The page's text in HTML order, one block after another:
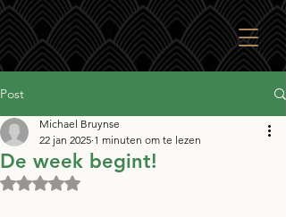
Post
De week begint!
Michael Bruynse
22 jan 2025 1 minuten om te lezen
Beoordeeld met NaN uit 5 sterren.